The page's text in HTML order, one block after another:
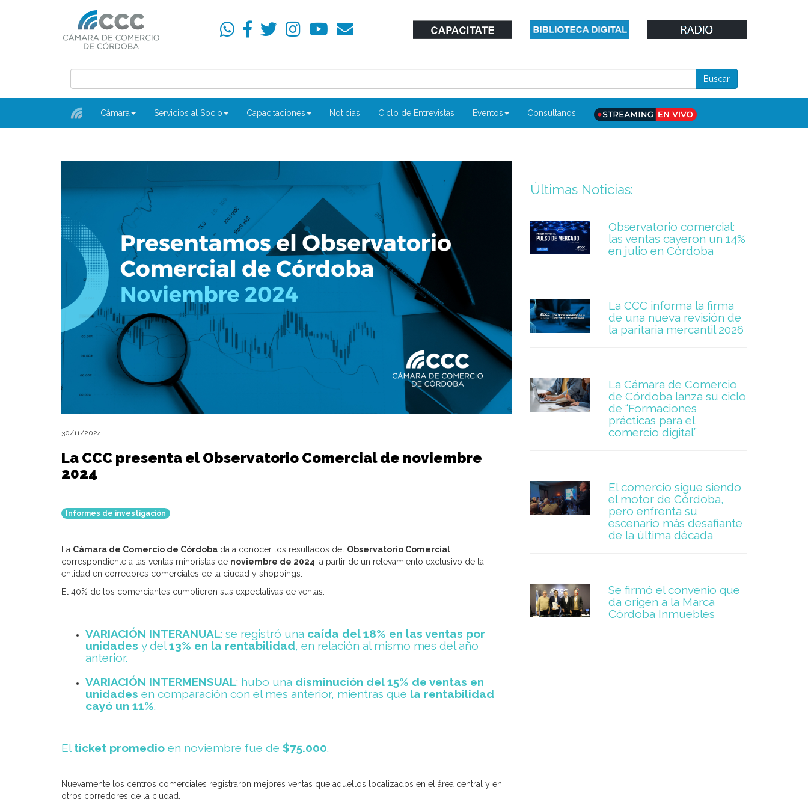
Cámara Servicios al Socio Capacitaciones Noticias Ciclo de Entrevistas Eventos Consultanos
30/11/2024
La CCC presenta el Observatorio Comercial de noviembre
2024
Informes de investigación
La Cámara de Comercio de Córdoba da a conocer los resultados del Observatorio Comercial
correspondiente a las ventas minoristas de noviembre de 2024, a partir de un relevamiento exclusivo de la
entidad en corredores comerciales de la ciudad y shoppings.
El 40% de los comerciantes cumplieron sus expectativas de ventas.
VARIACIÓN INTERANUAL: se registró una caída del 18% en las ventas por
unidades y del13% en la rentabilidad, en relación al mismo mes del año
anterior.
VARIACIÓN INTERMENSUAL: hubo una disminución del 15% de ventas en
unidades en comparación con el mes anterior, mientras que la rentabilidad
cayó un 11%.
El ticket promedio en noviembre fue de $75.000.
Nuevamente los centros comerciales registraron mejores ventas que aquellos localizados en el área central y en
otros corredores de la ciudad.
Últimas Noticias:
Observatorio comercial:
las ventas cayeron un 14%
en julio en Córdoba
La CCC informa la firma
de una nueva revisión de
la paritaria mercantil 2026
La Cámara de Comercio
de Córdoba lanza su ciclo
de “Formaciones
prácticas para el
comercio digital”
El comercio sigue siendo
el motor de Córdoba,
pero enfrenta su
escenario más desafiante
de la última década
Se firmó el convenio que
da origen a la Marca
Córdoba Inmuebles